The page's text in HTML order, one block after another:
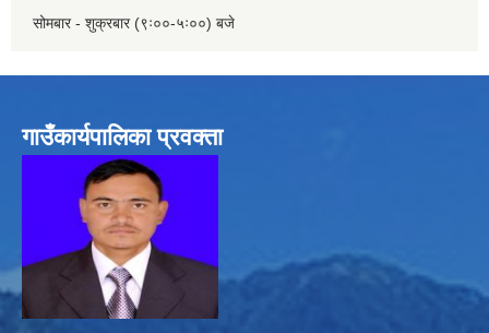
सोमबार - शुक्रबार (९ः००-५ः००) बजे
गाउँकार्यपालिका प्रवक्ता